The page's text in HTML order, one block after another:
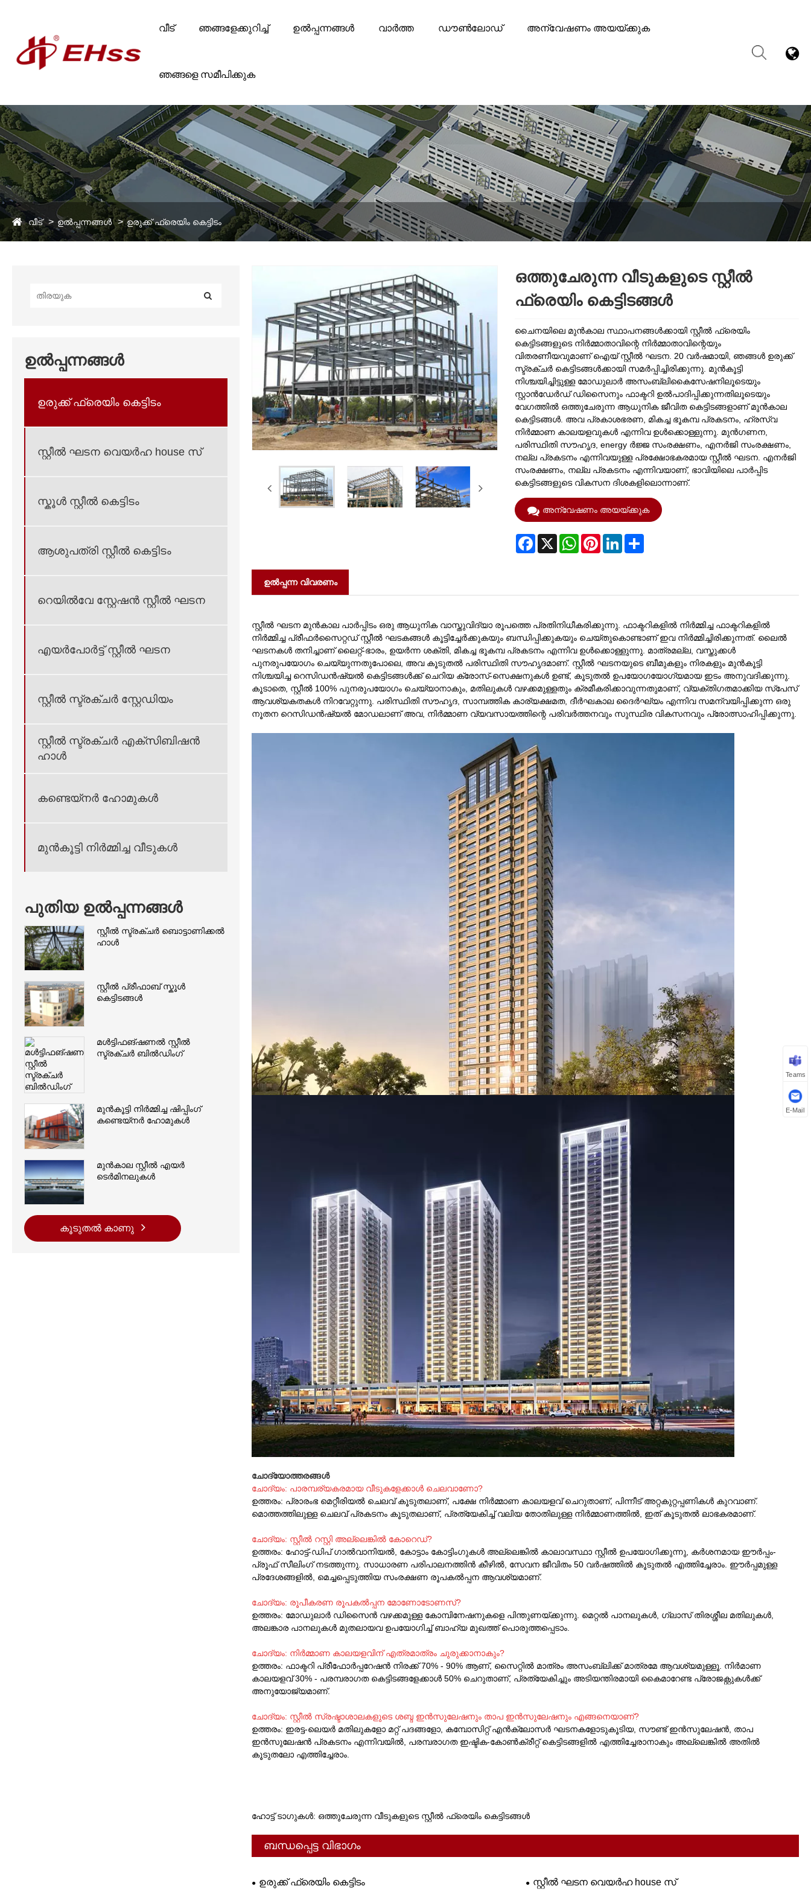
വീട് ഞങ്ങളേക്കുറിച്ച് ഉൽപ്പന്നങ്ങൾ വാർത്ത ഡൗൺലോഡ് അന്വേഷണം അയയ്ക്കുക
ഞങ്ങളെ സമീപിക്കുക
വീട് ഉൽപ്പന്നങ്ങൾ ഉരുക്ക് ഫ്രെയിം കെട്ടിടം
ഉൽപ്പന്നങ്ങൾ
ഉരുക്ക് ഫ്രെയിം കെട്ടിടം
സ്റ്റീൽ ഘടന വെയർഹ house സ്
സ്കൂൾ സ്റ്റീൽ കെട്ടിടം
ആശുപത്രി സ്റ്റീൽ കെട്ടിടം
റെയിൽവേ സ്റ്റേഷൻ സ്റ്റീൽ ഘടന
എയർപോർട്ട് സ്റ്റീൽ ഘടന
സ്റ്റീൽ സ്ട്രക്ചർ സ്റ്റേഡിയം
സ്റ്റീൽ സ്ട്രക്ചർ എക്സിബിഷൻ
ഹാൾ
കണ്ടെയ്നർ ഹോമുകൾ
മുൻകൂട്ടി നിർമ്മിച്ച വീടുകൾ
പുതിയ ഉൽപ്പന്നങ്ങൾ
സ്റ്റീൽ സ്ട്രക്ചർ ബൊട്ടാണിക്കൽ
ഹാൾ
സ്റ്റീൽ പ്രീഫാബ് സ്കൂൾ
കെട്ടിടങ്ങൾ
മൾട്ടിഫങ്ഷണൽ സ്റ്റീൽ
സ്ട്രക്ചർ ബിൽഡിംഗ്
മുൻകൂട്ടി നിർമ്മിച്ച ഷിപ്പിംഗ്
കണ്ടെയ്നർ ഹോമുകൾ
മുൻകാല സ്റ്റീൽ എയർ
ടെർമിനലുകൾ
കൂടുതൽ കാണു
ഒത്തുചേരുന്ന വീടുകളുടെ സ്റ്റീൽ
ഫ്രെയിം കെട്ടിടങ്ങൾ
ചൈനയിലെ മുൻകാല സ്ഥാപനങ്ങൾക്കായി സ്റ്റീൽ ഫ്രെയിം
കെട്ടിടങ്ങളുടെ നിർമ്മാതാവിന്റെ നിർമ്മാതാവിന്റെയും
വിതരണീയവുമാണ് ഐയ് സ്റ്റീൽ ഘടന. 20 വർഷമായി, ഞങ്ങൾ ഉരുക്ക്
സ്ട്രക്ചർ കെട്ടിടങ്ങൾക്കായി സമർപ്പിച്ചിരിക്കുന്നു. മുൻകൂട്ടി
നിശ്ചയിച്ചിട്ടുള്ള മോഡുലാർ അസംബ്ലികൈസേഷനിലൂടെയും
സ്റ്റാൻഡേർഡ് ഡിസൈനും ഫാക്ടറി ഉൽപാദിപ്പിക്കുന്നതിലൂടെയും
വേഗത്തിൽ ഒത്തുചേരുന്ന ആധുനിക ജീവിത കെട്ടിടങ്ങളാണ് മുൻകാല
കെട്ടിടങ്ങൾ. അവ പ്രകാശഭരണ, മികച്ച ഭൂകമ്പ പ്രകടനം, ഹ്രസ്വ
നിർമ്മാണ കാലയളവുകൾ എന്നിവ ഉൾക്കൊള്ളുന്നു. മുൻഗണന,
പരിസ്ഥിതി സൗഹൃദ, energy ർജ്ജ സംരക്ഷണം, എനർജി സംരക്ഷണം,
നല്ല പ്രകടനം എന്നിവയുള്ള പ്രക്ഷോഭകരമായ സ്റ്റീൽ ഘടന. എനർജി
സംരക്ഷണം, നല്ല പ്രകടനം എന്നിവയാണ്, ഭാവിയിലെ പാർപ്പിട
കെട്ടിടങ്ങളുടെ വികസന ദിശകളിലൊന്നാണ്.
അന്വേഷണം അയയ്ക്കുക
Facebook
X WhatsAppPinterestLinkedInShare
ഉൽപ്പന്ന വിവരണം
സ്റ്റീൽ ഘടന മുൻകാല പാർപ്പിടം ഒരു ആധുനിക വാസ്തുവിദ്യാ രൂപത്തെ പ്രതിനിധീകരിക്കുന്നു. ഫാക്ടറികളിൽ നിർമ്മിച്ച ഫാക്ടറികളിൽ
നിർമ്മിച്ച പ്രീഫർസൈറ്റഡ് സ്റ്റീൽ ഘടകങ്ങൾ കൂട്ടിച്ചേർക്കുകയും ബന്ധിപ്പിക്കുകയും ചെയ്തുകൊണ്ടാണ് ഇവ നിർമ്മിച്ചിരിക്കുന്നത്. ലൈൽ
ഘടനകൾ തനിച്ചാണ് ലൈറ്റ്-ഭാരം, ഉയർന്ന ശക്തി, മികച്ച ഭൂകമ്പ പ്രകടനം എന്നിവ ഉൾക്കൊള്ളുന്നു. മാത്രമല്ല, വസ്തുക്കൾ
പുനരുപയോഗം ചെയ്യുന്നതുപോലെ, അവ കൂടുതൽ പരിസ്ഥിതി സൗഹൃദമാണ്. സ്റ്റീൽ ഘടനയുടെ ബീമുകളും നിരകളും മുൻകൂട്ടി
നിശ്ചയിച്ച റെസിഡൻഷ്യൽ കെട്ടിടങ്ങൾക്ക് ചെറിയ ക്രോസ്-സെക്ഷനുകൾ ഉണ്ട്, കൂടുതൽ ഉപയോഗയോഗ്യമായ ഇടം അനുവദിക്കുന്നു.
കൂടാതെ, സ്റ്റീൽ 100% പുനരുപയോഗം ചെയ്യാനാകും, മതിലുകൾ വഴക്കമുള്ളതും ക്രമീകരിക്കാവുന്നതുമാണ്, വ്യക്തിഗതമാക്കിയ സ്പേസ്
ആവശ്യകതകൾ നിറവേറ്റുന്നു. പരിസ്ഥിതി സൗഹൃദ, സാമ്പത്തിക കാര്യക്ഷമത, ദീർഘകാല ദൈർഘ്യം എന്നിവ സമന്വയിപ്പിക്കുന്ന ഒരു
നൂതന റെസിഡൻഷ്യൽ മോഡലാണ് അവ, നിർമ്മാണ വ്യവസായത്തിന്റെ പരിവർത്തനവും സുസ്ഥിര വികസനവും പ്രോത്സാഹിപ്പിക്കുന്നു.
ചോദ്യോത്തരങ്ങൾ
ചോദ്യം: പാരമ്പര്യകരമായ വീടുകളേക്കാൾ ചെലവാണോ?
ഉത്തരം: പ്രാരംഭ മെറ്റീരിയൽ ചെലവ് കൂടുതലാണ്, പക്ഷേ നിർമ്മാണ കാലയളവ് ചെറുതാണ്, പിന്നീട് അറ്റകുറ്റപ്പണികൾ കുറവാണ്.
മൊത്തത്തിലുള്ള ചെലവ് പ്രകടനം കൂടുതലാണ്, പ്രത്യേകിച്ച് വലിയ തോതിലുള്ള നിർമ്മാണത്തിൽ, ഇത് കൂടുതൽ ലാഭകരമാണ്.
ചോദ്യം: സ്റ്റീൽ റസ്റ്റി അല്ലെങ്കിൽ കോറെഡ്?
ഉത്തരം: ഹോട്ട്-ഡിപ് ഗാൽവാനിയൽ, കോട്ടാം കോട്ടിംഗുകൾ അല്ലെങ്കിൽ കാലാവസ്ഥാ സ്റ്റീൽ ഉപയോഗിക്കുന്നു, കർശനമായ ഈർപ്പം-
പ്രൂഫ് സീലിംഗ് നടത്തുന്നു. സാധാരണ പരിപാലനത്തിൻ കീഴിൽ, സേവന ജീവിതം 50 വർഷത്തിൽ കൂടുതൽ എത്തിച്ചേരാം. ഈർപ്പമുള്ള
പ്രദേശങ്ങളിൽ, മെച്ചപ്പെടുത്തിയ സംരക്ഷണ രൂപകൽപ്പന ആവശ്യമാണ്.
ചോദ്യം: രൂപീകരണ രൂപകൽപ്പന മോണോടോണസ്?
ഉത്തരം: മോഡുലാർ ഡിസൈൻ വഴക്കമുള്ള കോമ്പിനേഷനുകളെ പിന്തുണയ്ക്കുന്നു. മെറ്റൽ പാനലുകൾ, ഗ്ലാസ് തിരശ്ശീല മതിലുകൾ,
അലങ്കാര പാനലുകൾ മുതലായവ ഉപയോഗിച്ച് ബാഹ്യ മുഖത്ത് പൊരുത്തപ്പെടാം.
ചോദ്യം: നിർമ്മാണ കാലയളവിന് എത്രമാത്രം ചുരുക്കാനാകും?
ഉത്തരം: ഫാക്ടറി പ്രീഫോർപ്പറേഷൻ നിരക്ക് 70% - 90% ആണ്, സൈറ്റിൽ മാത്രം അസംബ്ലിക്ക് മാത്രമേ ആവശ്യമുള്ളൂ. നിർമാണ
കാലയളവ് 30% - പരമ്പരാഗത കെട്ടിടങ്ങളേക്കാൾ 50% ചെറുതാണ്, പ്രത്യേകിച്ചും അടിയന്തിരമായി കൈമാറേണ്ട പ്രോജക്റ്റുകൾക്ക്
അനുയോജ്യമാണ്.
ചോദ്യം: സ്റ്റീൽ സ്രഷ്ടാശാലകളുടെ ശബ്ദ ഇൻസുലേഷനും താപ ഇൻസുലേഷനും എങ്ങനെയാണ്?
ഉത്തരം: ഇരട്ട-ലെയർ മതിലുകളോ മറ്റ് പദങ്ങളോ, കമ്പോസിറ്റ് എൻക്ലോസർ ഘടനകളോടുകൂടിയ, സൗണ്ട് ഇൻസുലേഷൻ, താപ
ഇൻസുലേഷൻ പ്രകടനം എന്നിവയിൽ, പരമ്പരാഗത ഇഷ്ടിക-കോൺക്രീറ്റ് കെട്ടിടങ്ങളിൽ എത്തിച്ചേരാനാകും അല്ലെങ്കിൽ അതിൽ
കൂടുതലോ എത്തിച്ചേരാം.
ഹോട്ട് ടാഗുകൾ: ഒത്തുചേരുന്ന വീടുകളുടെ സ്റ്റീൽ ഫ്രെയിം കെട്ടിടങ്ങൾ
ബന്ധപ്പെട്ട വിഭാഗം
ഉരുക്ക് ഫ്രെയിം കെട്ടിടം
സ്റ്റീൽ ഘടന വെയർഹ house സ്
Teams
E-Mail